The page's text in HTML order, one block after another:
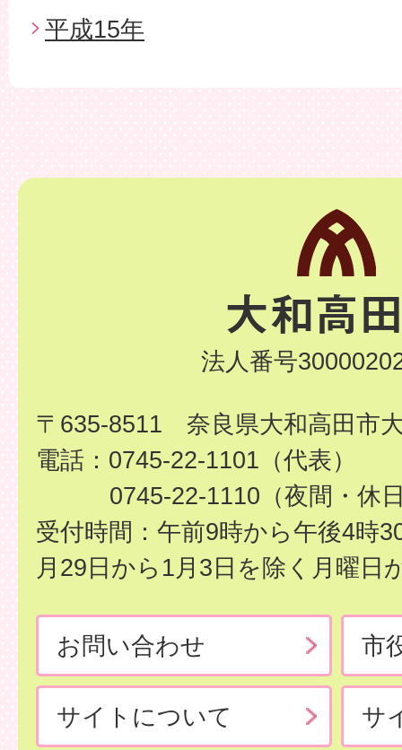
平成15年
法人番号
〒635-8511 奈良県大和高田市
電話：0745-22-1101（代表）
0745-22-1110（夜間・休
受付時間：午前9時から午後4時
月29日から1月3日を除く月曜日
お問い合わせ 市
サイトについて サ